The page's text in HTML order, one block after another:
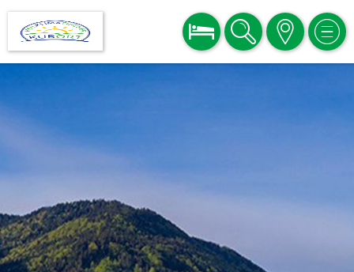
BUCHEN SUCHE KARTE MENÜ